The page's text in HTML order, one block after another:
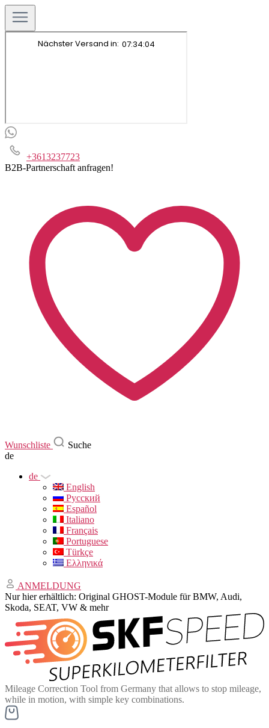
+3613237723
B2B-Partnerschaft anfragen!
Wunschliste
Suche
de
de
English
Русский
Español
Italiano
Français
Portuguese
Türkçe
Ελληνικά
ANMELDUNG
Nur hier erhältlich: Original GHOST-Module für BMW, Audi,
Skoda, SEAT, VW & mehr
Mileage Correction Tool from Germany that allows to stop mileage,
while in motion, with simple key combinations.